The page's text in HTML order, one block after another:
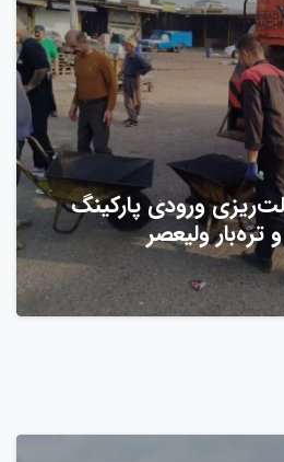
ورودی پارکینگ
تره‌بار ولیعصر